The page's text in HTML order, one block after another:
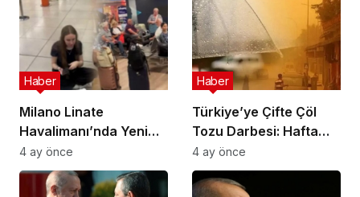
Ev Sahipliği Yapacak
Operasyon
Milano Linate
Havalimanı’nda Yeni
Sınır Kontrol Sistemi
Aksaklıklara Yol Açtı
Haber
4 ay önce
Türkiye’ye Çifte Çöl
Tozu Darbesi: Hafta
Sonu Çamur Yağacak!
Haber
4 ay önce